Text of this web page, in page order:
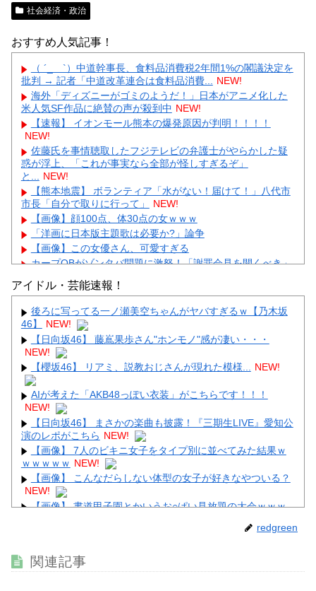
社会経済・政治
おすすめ人気記事！
（ ´_ゝ`）中道幹事長、食料品消費税2年間1%の閣議決定を
批判 → 記者「中道改革連合は食料品消費... NEW!
海外「ディズニーがゴミのようだ！」日本がアニメ化した
米人気SF作品に絶賛の声が殺到中 NEW!
【速報】 イオンモール熊本の爆発原因が判明！！！！
NEW!
佐藤氏を事情聴取したフジテレビの弁護士がやらかした疑
惑が浮上、「これが事実なら全部が怪しすぎるぞ」
と... NEW!
【熊本地震】 ボランティア「水がない！届けて！」八代市
市長「自分で取りに行って」
NEW!
【画像】顔100点、体30点の女ｗｗｗ
「洋画に日本版主題歌は必要か?」論争
【画像】この女優さん、可愛すぎる
カープOBがゾンタバ問題に激怒！「謝罪会見を開くべき」
【画像】顔100点、体30点の女ｗｗｗ
Powered by livedoor 相互RSS
アイドル・芸能速報！
後ろに写ってる一ノ瀬美空ちゃんがヤバすぎるｗ【乃木坂
46】
NEW!
【日向坂46】 藤嶌果歩さん"ホンモノ"感が凄い・・・
NEW!
【櫻坂46】 リアミ、説教おじさんが現れた模様...
NEW!
AIが考えた「AKB48っぽい衣装」がこちらです！！！
NEW!
【日向坂46】 まさかの楽曲も披露！『三期生LIVE』愛知公
演のレポがこちら NEW!
【画像】 7人のビキニ女子をタイプ別に並べてみた結果ｗ
ｗｗｗｗｗ NEW!
【画像】 こんなだらしない体型の女子が好きなやついる？
NEW!
【画像】 書道甲子園とかいうお○ぱい見放題の大会ｗｗｗ
【画像】 女優・夏菜、ロンハーで無防備パ○チラ
NEW!
帰ｗｗｗｗｗ NEW!
redgreen
関連記事